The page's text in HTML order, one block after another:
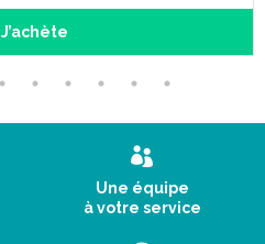
J’achète
Une équipe
à votre service